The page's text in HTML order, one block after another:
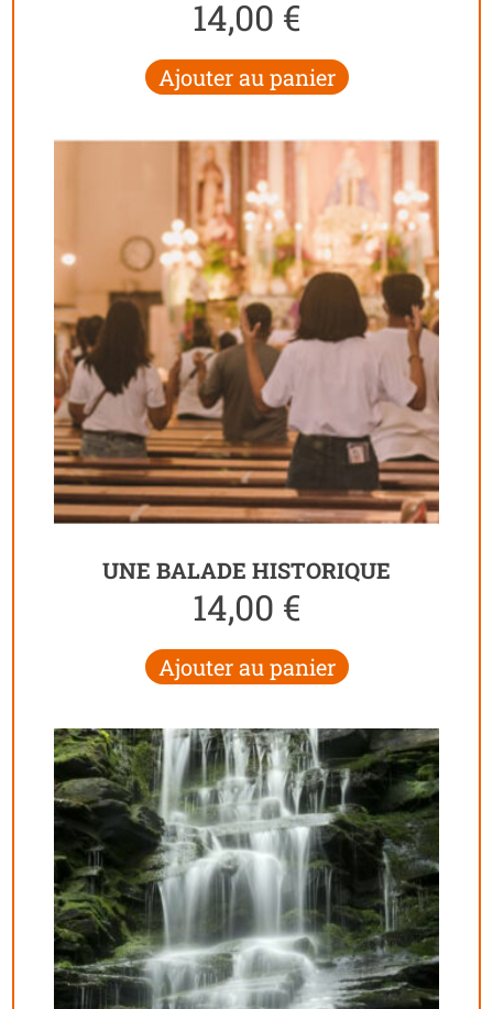
14,00 €
Ajouter au panier
UNE BALADE HISTORIQUE
14,00 €
Ajouter au panier